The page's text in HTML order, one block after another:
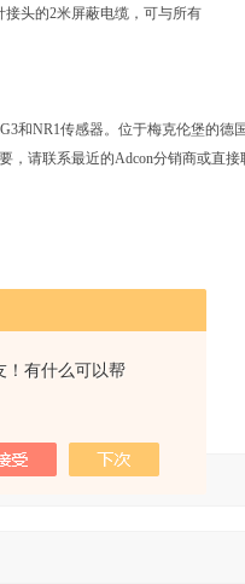
！有什么可以帮
接头的2米屏蔽电缆，可与所有
和NR1传感器。位于梅克伦堡的德
，请联系最近的Adcon分销商或直接